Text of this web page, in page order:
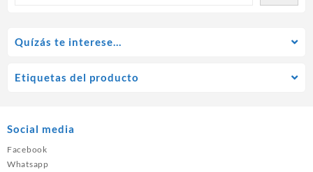
Quízás te interese…
Etiquetas del producto
Social media
Facebook
Whatsapp